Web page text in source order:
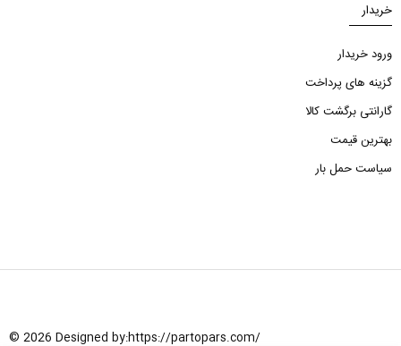
خریدار
ورود خریدار
گزینه های پرداخت
گارانتی برگشت کالا
بهترین قیمت
سیاست حمل بار
© 2026 Designed by:https://partopars.com/